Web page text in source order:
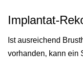
Implantat-
Ist ausreichend
vorhanden, kann ein